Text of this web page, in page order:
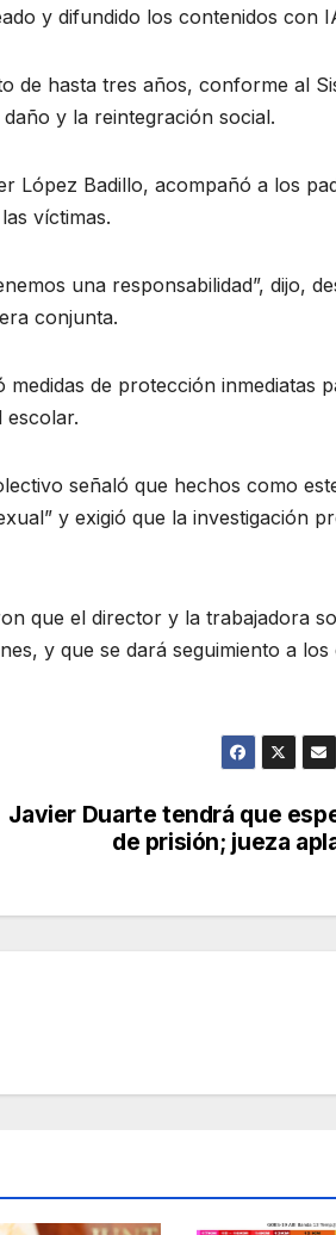
y difundido los contenidos con
de hasta tres años, conforme al
y la reintegración social.
López Badillo, acompañó a los
víctimas.
una responsabilidad”, dijo,
conjunta.
de protección inmediatas
escolar.
señaló que hechos como
y exigió que la investigación
que el director y la trabajadora
y que se dará seguimiento a los
Javier Duarte tendrá que
de prisión; jueza